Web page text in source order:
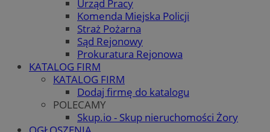
Urząd Pracy
Komenda Miejska Policji
Straż Pożarna
Sąd Rejonowy
Prokuratura Rejonowa
KATALOG FIRM
KATALOG FIRM
Dodaj firmę do katalogu
POLECAMY
Skup.io - Skup nieruchomości Żory